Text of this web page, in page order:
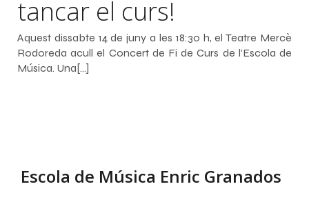
tancar el curs!
Aquest dissabte 14 de juny a les 18:30 h, el Teatre Mercè
Rodoreda acull el Concert de Fi de Curs de l’Escola de
Música. Una[…]
Escola de Música Enric Granados